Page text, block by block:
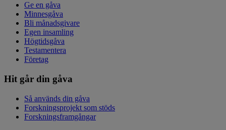
Ge en gåva
Minnesgåva
Bli månadsgivare
Egen insamling
Högtidsgåva
Testamentera
Företag
Hit går din gåva
Så används din gåva
Forskningsprojekt som stöds
Forskningsframgångar